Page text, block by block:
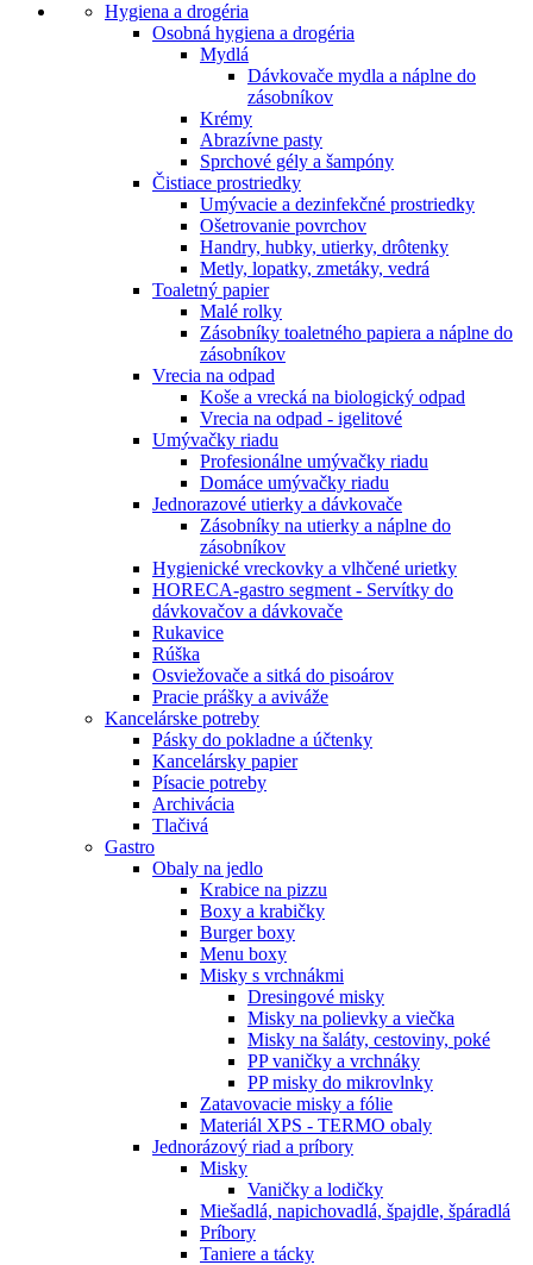
Hygiena a drogéria
Osobná hygiena a drogéria
Mydlá
Dávkovače mydla a náplne do
zásobníkov
Krémy
Abrazívne pasty
Sprchové gély a šampóny
Čistiace prostriedky
Umývacie a dezinfekčné prostriedky
Ošetrovanie povrchov
Handry, hubky, utierky, drôtenky
Metly, lopatky, zmetáky, vedrá
Toaletný papier
Malé rolky
Zásobníky toaletného papiera a náplne do
zásobníkov
Vrecia na odpad
Koše a vrecká na biologický odpad
Vrecia na odpad - igelitové
Umývačky riadu
Profesionálne umývačky riadu
Domáce umývačky riadu
Jednorazové utierky a dávkovače
Zásobníky na utierky a náplne do
zásobníkov
Hygienické vreckovky a vlhčené urietky
HORECA-gastro segment - Servítky do
dávkovačov a dávkovače
Rukavice
Rúška
Osviežovače a sitká do pisoárov
Pracie prášky a aviváže
Kancelárske potreby
Pásky do pokladne a účtenky
Kancelársky papier
Písacie potreby
Archivácia
Tlačivá
Gastro
Obaly na jedlo
Krabice na pizzu
Boxy a krabičky
Burger boxy
Menu boxy
Misky s vrchnákmi
Dresingové misky
Misky na polievky a viečka
Misky na šaláty, cestoviny, poké
PP vaničky a vrchnáky
PP misky do mikrovlnky
Zatavovacie misky a fólie
Materiál XPS - TERMO obaly
Jednorázový riad a príbory
Misky
Vaničky a lodičky
Miešadlá, napichovadlá, špajdle, špáradlá
Príbory
Taniere a tácky